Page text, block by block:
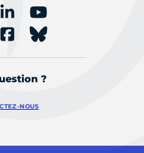
?
NOUS